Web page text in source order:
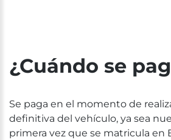
¿Cuándo se
Se paga en el momento de
definitiva del vehículo, ya sea
primera vez que se matricula en